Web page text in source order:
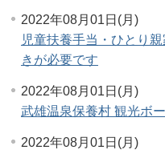
2022年08月01日(月)
児童扶養手当・ひとり
きが必要です
2022年08月01日(月)
武雄温泉保養村 観光ボ
2022年08月01日(月)